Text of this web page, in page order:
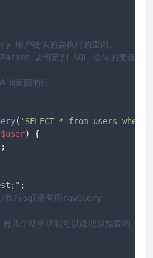
户提供的要执行的查询。
要绑定到 SQL 语句的变量数
返回的行。
( 'SELECT * from users
$user) {
执行sql语句用rawQuery
几个助手功能可以处理原始查询：